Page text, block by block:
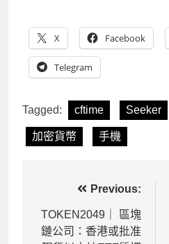
X Facebook
Telegram
Tagged: cftime Seeker
加密貨幣 手機
章
Previous:
TOKEN2049｜ 區塊
鏈公司：香港或批准